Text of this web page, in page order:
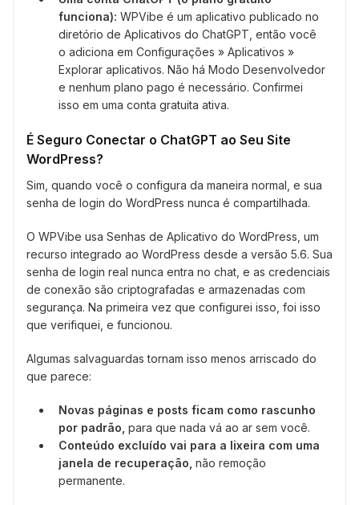
funciona): WPVibe é um aplicativo publicado no
diretório de Aplicativos do ChatGPT, então você
o adiciona em Configurações » Aplicativos »
Explorar aplicativos. Não há Modo Desenvolvedor
e nenhum plano pago é necessário. Confirmei
isso em uma conta gratuita ativa.
É Seguro Conectar o ChatGPT ao Seu Site
WordPress?
Sim, quando você o configura da maneira normal, e sua
senha de login do WordPress nunca é compartilhada.
O WPVibe usa Senhas de Aplicativo do WordPress, um
recurso integrado ao WordPress desde a versão 5.6. Sua
senha de login real nunca entra no chat, e as credenciais
de conexão são criptografadas e armazenadas com
segurança. Na primeira vez que configurei isso, foi isso
que verifiquei, e funcionou.
Algumas salvaguardas tornam isso menos arriscado do
que parece:
Novas páginas e posts ficam como rascunho
por padrão, para que nada vá ao ar sem você.
Conteúdo excluído vai para a lixeira com uma
janela de recuperação, não remoção
permanente.